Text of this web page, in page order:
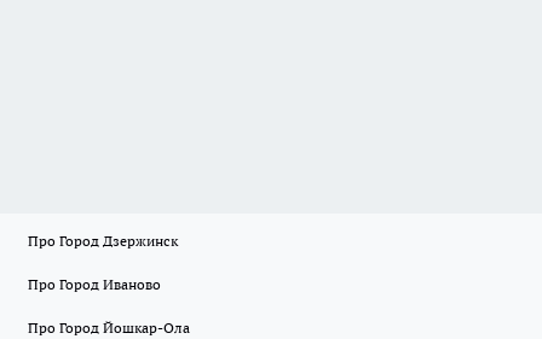
Про Город Дзержинск
Про Город Иваново
Про Город Йошкар-Ола